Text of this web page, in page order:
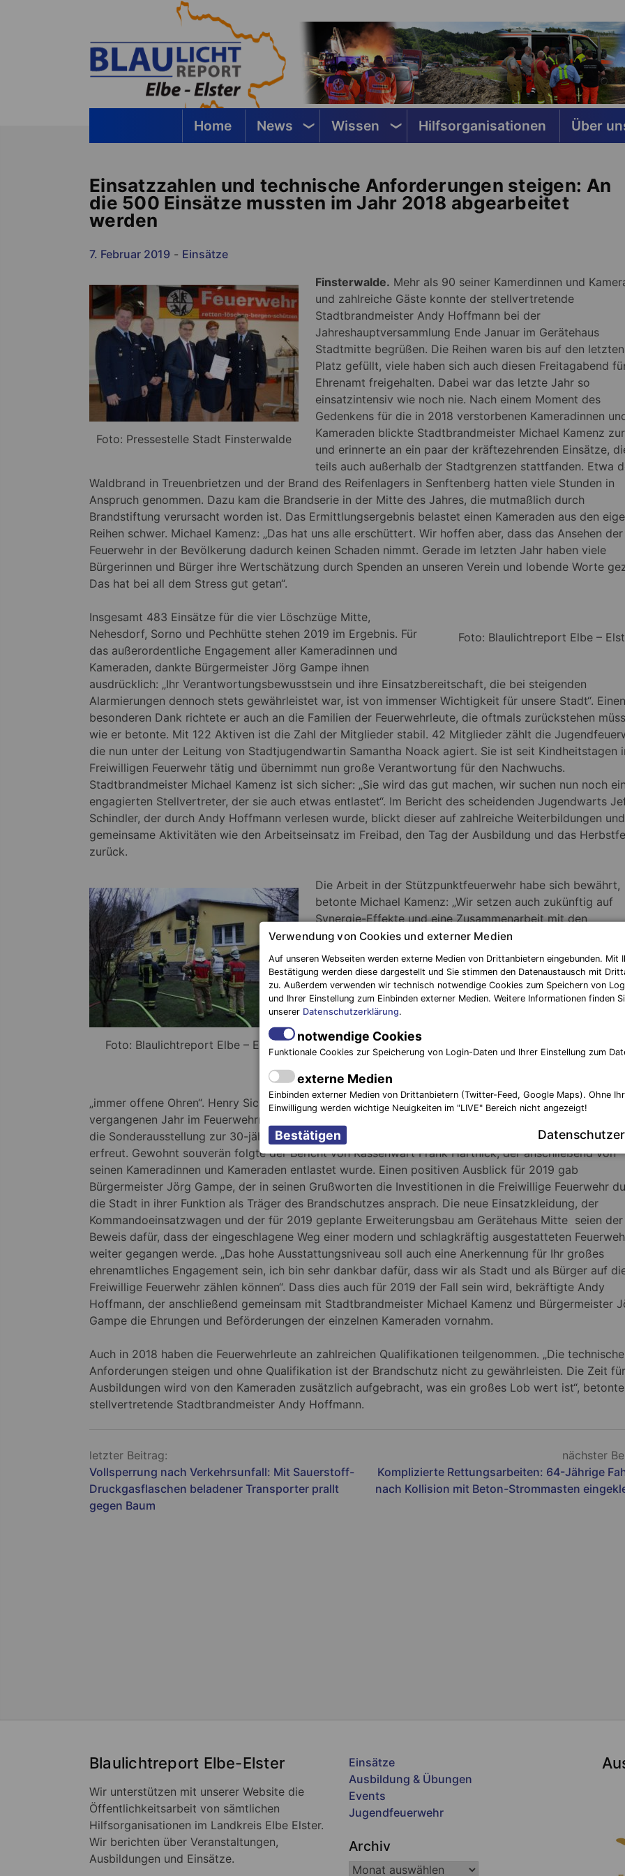
Home News Wissen Hilfsorganisationen Über
Einsatzzahlen und technische Anforderungen steigen: An
die 500 Einsätze mussten im Jahr 2018 abgearbeitet
werden
7. Februar 2019 - Einsätze
Foto: Pressestelle Stadt Finsterwalde
Finsterwalde. Mehr als 90 seiner Kamerdinnen und
und zahlreiche Gäste konnte der stellvertretende
Stadtbrandmeister Andy Hoffmann bei der
Jahreshauptversammlung Ende Januar im Gerätehaus
Stadtmitte begrüßen. Die Reihen waren bis auf den letzten
Platz gefüllt, viele haben sich auch diesen Freitagabend
Ehrenamt freigehalten. Dabei war das letzte Jahr so
einsatzintensiv wie noch nie. Nach einem Moment des
Gedenkens für die in 2018 verstorbenen Kameradinnen
Kameraden blickte Stadtbrandmeister Michael Kamenz
und erinnerte an ein paar der kräftezehrenden Einsätze,
teils auch außerhalb der Stadtgrenzen stattfanden. Etwa
Waldbrand in Treuenbrietzen und der Brand des Reifenlagers in Senftenberg hatten viele Stunden in
Anspruch genommen. Dazu kam die Brandserie in der Mitte des Jahres, die mutmaßlich durch
Brandstiftung verursacht worden ist. Das Ermittlungsergebnis belastet einen Kameraden aus den
Reihen schwer. Michael Kamenz: „Das hat uns alle erschüttert. Wir hoffen aber, dass das Ansehen der
Feuerwehr in der Bevölkerung dadurch keinen Schaden nimmt. Gerade im letzten Jahr haben viele
Bürgerinnen und Bürger ihre Wertschätzung durch Spenden an unseren Verein und lobende Worte
Das hat bei all dem Stress gut getan“.
Foto: Blaulichtreport Elbe –
Insgesamt 483 Einsätze für die vier Löschzüge Mitte,
Nehesdorf, Sorno und Pechhütte stehen 2019 im Ergebnis. Für
das außerordentliche Engagement aller Kameradinnen und
Kameraden, dankte Bürgermeister Jörg Gampe ihnen
ausdrücklich: „Ihr Verantwortungsbewusstsein und ihre Einsatzbereitschaft, die bei steigenden
Alarmierungen dennoch stets gewährleistet war, ist von immenser Wichtigkeit für unsere Stadt“. Einen
besonderen Dank richtete er auch an die Familien der Feuerwehrleute, die oftmals zurückstehen
wie er betonte. Mit 122 Aktiven ist die Zahl der Mitglieder stabil. 42 Mitglieder zählt die
die nun unter der Leitung von Stadtjugendwartin Samantha Noack agiert. Sie ist seit Kindheitstagen
Freiwilligen Feuerwehr tätig und übernimmt nun große Verantwortung für den Nachwuchs.
Stadtbrandmeister Michael Kamenz ist sich sicher: „Sie wird das gut machen, wir suchen nun noch
engagierten Stellvertreter, der sie auch etwas entlastet“. Im Bericht des scheidenden Jugendwarts
Schindler, der durch Andy Hoffmann verlesen wurde, blickt dieser auf zahlreiche Weiterbildungen und
gemeinsame Aktivitäten wie den Arbeitseinsatz im Freibad, den Tag der Ausbildung und das
zurück.
Foto: Blaulichtreport Elbe – Elster
Die Arbeit in der Stützpunktfeuerwehr habe sich bewährt,
betonte Michael Kamenz: „Wir setzen auch zukünftig auf
Synergie-Effekte und eine Zusammenarbeit mit den
Einrichtungen des Rettungswesens“. So freue es ihn
dass der stellvertretende Kreisbrandmeister Frank Romey,
Florian Schönherr vom Technischen Hilfswerk, der Leiter
DRK-Rettungswache, Peter Marschner, und André Wagner
der DRK-Rettungshundestaffel sowie Vertreter der
Stützpunktfeuerwehr der Einladung gefolgt seien. Ein
Fazit zog der Stadtbrandmeister für die gute und
Zusammenarbeit mit der Stadt Finsterwalde. Dafür dankte
Michael Miersch und Abteilungsleiter Sven Heller für deren
„immer offene Ohren“. Henry Sickora berichtete aus der Fachabteilung Historik. 558 Besucher seien im
vergangenen Jahr im Feuerwehrmuseum der Einladung in diverse Ausstellungen gefolgt. Unter
die Sonderausstellung zur 30-jährigen Städtepartnerschaft mit Eppelborn habe sich großer
erfreut. Gewohnt souverän folgte der Bericht von Kassenwart Frank Hartnick, der anschließend von
seinen Kameradinnen und Kameraden entlastet wurde. Einen positiven Ausblick für 2019 gab
Bürgermeister Jörg Gampe, der in seinen Grußworten die Investitionen in die Freiwillige Feuerwehr
die Stadt in ihrer Funktion als Träger des Brandschutzes ansprach. Die neue Einsatzkleidung, der
Kommandoeinsatzwagen und der für 2019 geplante Erweiterungsbau am Gerätehaus Mitte seien der
Beweis dafür, dass der eingeschlagene Weg einer modern und schlagkräftig ausgestatteten
weiter gegangen werde. „Das hohe Ausstattungsniveau soll auch eine Anerkennung für Ihr großes
ehrenamtliches Engagement sein, ich bin sehr dankbar dafür, dass wir als Stadt und als Bürger auf
Freiwillige Feuerwehr zählen können“. Dass dies auch für 2019 der Fall sein wird, bekräftigte Andy
Hoffmann, der anschließend gemeinsam mit Stadtbrandmeister Michael Kamenz und Bürgermeister
Gampe die Ehrungen und Beförderungen der einzelnen Kameraden vornahm.
Auch in 2018 haben die Feuerwehrleute an zahlreichen Qualifikationen teilgenommen. „Die
Anforderungen steigen und ohne Qualifikation ist der Brandschutz nicht zu gewährleisten. Die Zeit für
Ausbildungen wird von den Kameraden zusätzlich aufgebracht, was ein großes Lob wert ist“,
stellvertretende Stadtbrandmeister Andy Hoffmann.
Beitragsnavigation
letzter Beitrag:
Vollsperrung nach Verkehrsunfall: Mit Sauerstoff-
Druckgasflaschen beladener Transporter prallt
gegen Baum
nächster
Komplizierte Rettungsarbeiten: 64-Jährige
nach Kollision mit Beton-Strommasten
Blaulichtreport Elbe-Elster
Wir unterstützen mit unserer Website die
Öffentlichkeitsarbeit von sämtlichen
Hilfsorganisationen im Landkreis Elbe Elster.
Wir berichten über Veranstaltungen,
Ausbildungen und Einsätze.
Einsätze
Ausbildung & Übungen
Events
Jugendfeuerwehr
Archiv
Verwendung von Cookies und externer Medien
Auf unseren Webseiten werden externe Medien von Drittanbietern eingebunden. Mit
Bestätigung werden diese dargestellt und Sie stimmen den Datenaustausch mit
zu. Außerdem verwenden wir technisch notwendige Cookies zum Speichern von
und Ihrer Einstellung zum Einbinden externer Medien. Weitere Informationen finden
unserer Datenschutzerklärung.
notwendige Cookies
Funktionale Cookies zur Speicherung von Login-Daten und Ihrer Einstellung zum
externe Medien
Einbinden externer Medien von Drittanbietern (Twitter-Feed, Google Maps). Ohne
Einwilligung werden wichtige Neuigkeiten im "LIVE" Bereich nicht angezeigt!